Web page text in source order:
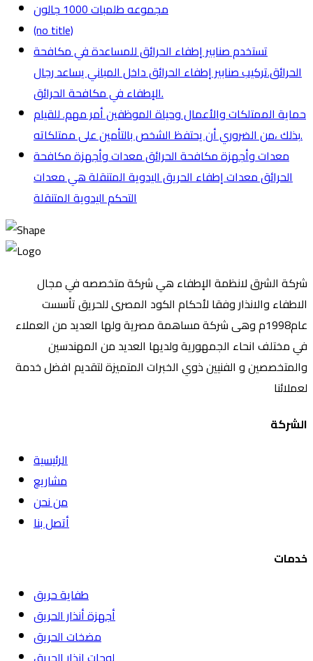
مجموعه طلمبات 1000 جالون
(no title)
تستخدم صنابير إطفاء الحرائق للمساعدة في مكافحة
الحرائق.تركيب صنابير إطفاء الحرائق داخل المباني يساعد رجال
الإطفاء في مكافحة الحرائق.
حماية الممتلكات والأعمال وحياة الموظفين أمر مهم. للقيام
بذلك ،من الضروري أن يحتفظ الشخص بالتأمين على ممتلكاته.
معدات وأجهزة مكافحة الحرائق معدات وأجهزة مكافحة
الحرائق معدات إطفاء الحريق اليدوية المتنقلة هي معدات
التحكم اليدوية المتنقلة
شركة الشرق لانظمة الإطفاء هي شركة متخصصه في مجال
الاطفاء والانذار وفقا لأحكام الكود المصرى للحريق تأسست
عام1998م وهى شركة مساهمة مصرية ولها العديد من العملاء
في مختلف انحاء الجمهورية ولديها العديد من المهندسين
والمتخصصين و الفنيين ذوي الخبرات المتميزة لتقديم افضل خدمة
لعملائنا
الشركة
الرئيسية
مشاريع
من نحن
أتصل بنا
خدمات
طفاية حريق
أجهزة أنذار الحريق
مضخات الحريق